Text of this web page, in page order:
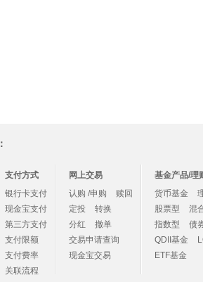
支付方式
银行卡支付
现金宝支付
第三方支付
支付限额
支付费率
关联流程
网上交易
认购 /申购
赎回
定投
转换
分红
撤单
交易申请查询
现金宝交易
基金产品/理
货币基金
股票型
混
指数型
债
QDII基金
ETF基金